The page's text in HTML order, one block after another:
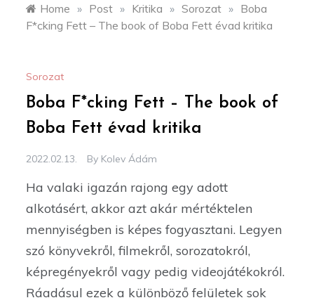
Home » Post » Kritika » Sorozat » Boba
F*cking Fett – The book of Boba Fett évad kritika
Sorozat
Boba F*cking Fett – The book of
Boba Fett évad kritika
2022.02.13. By Kolev Ádám
Ha valaki igazán rajong egy adott
alkotásért, akkor azt akár mértéktelen
mennyiségben is képes fogyasztani. Legyen
szó könyvekről, filmekről, sorozatokról,
képregényekről vagy pedig videojátékokról.
Ráadásul ezek a különböző felületek sok